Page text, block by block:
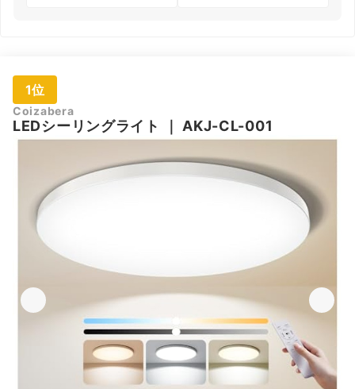
1位
Coizabera
LEDシーリングライト ｜ AKJ-CL-001